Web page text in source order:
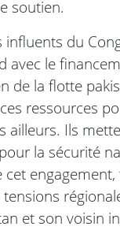
soutien.
influents du
avec le
de la flotte
ressources
ailleurs. Ils
la sécurité
cet
et son voisin